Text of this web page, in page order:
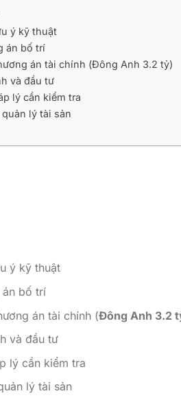
ý kỹ thuật
án bố trí
án tài chính (Đông Anh 3.2 tỷ)
và đầu tư
lý cần kiểm tra
lý tài sản
ý kỹ thuật
án bố trí
án tài chính (Đông Anh 3.2
và đầu tư
lý cần kiểm tra
lý tài sản